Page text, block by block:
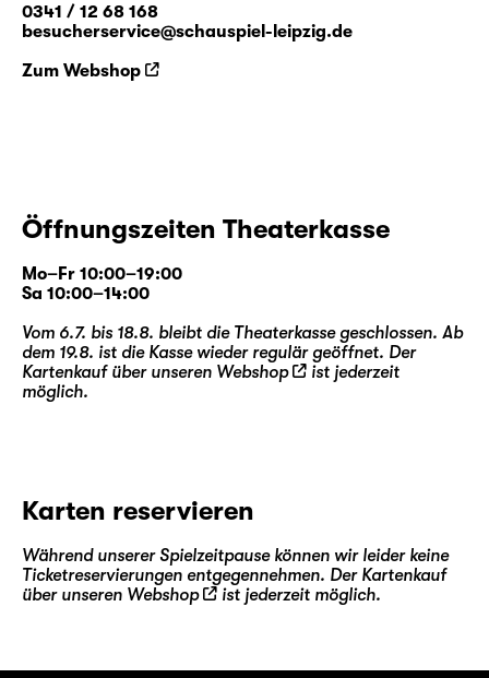
0341 / 12 68 168
besucherservice@schauspiel-leipzig.de
Zum Webshop
Öffnungszeiten Theaterkasse
Mo–Fr 10:00–19:00
Sa 10:00–14:00
Vom 6.7. bis 18.8. bleibt die Theaterkasse geschlossen. Ab
dem 19.8. ist die Kasse wieder regulär geöffnet. Der
Kartenkauf über unseren Webshop
ist jederzeit
möglich.
Karten reservieren
Während unserer Spielzeitpause können wir leider keine
Ticketreservierungen entgegennehmen. Der Kartenkauf
über unseren Webshop ist jederzeit möglich.